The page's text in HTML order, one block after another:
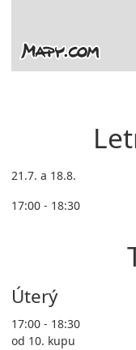
21.7. a 18.8.
17:00 - 18:30
Úterý
17:00 - 18:30
od 10. kupu